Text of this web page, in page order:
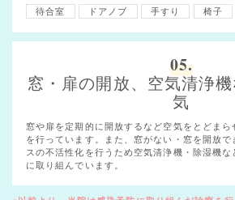
待合室
ドアノブ 手すり 椅子
05.
窓・扉の開放、空気清浄
気
窓や扉を定期的に開放するなど空気をとどま
を行っています。また、窓がない・窓を開放
スの不活性化を行うため空気清浄機・除湿機
に取り組んでいます。